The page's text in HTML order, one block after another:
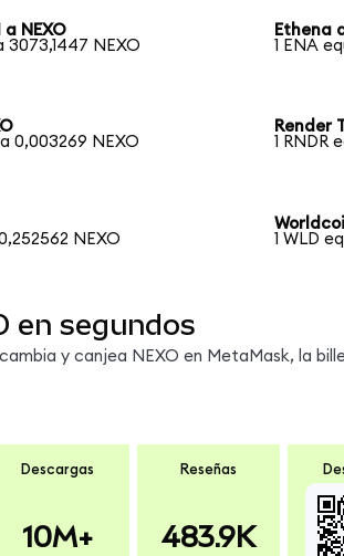
a NEXO
3073,1447 NEXO
Ethena
1 ENA
0,003269 NEXO
Render
1 RNDR
NEXO
1 WLD
en segundos
y canjea NEXO en MetaMask, la
Descargas
10M+
Reseñas
483.9K